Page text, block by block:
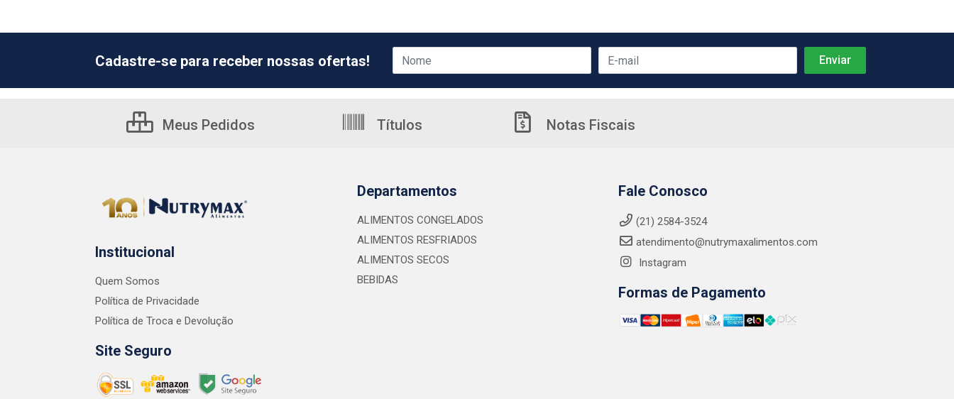
Cadastre-se para receber nossas ofertas!
Meus Pedidos Títulos Notas Fiscais
Institucional
Quem Somos
Política de Privacidade
Política de Troca e Devolução
Site Seguro
Departamentos
ALIMENTOS CONGELADOS
ALIMENTOS RESFRIADOS
ALIMENTOS SECOS
BEBIDAS
Fale Conosco
(21) 2584-3524
atendimento@nutrymaxalimentos.com
Instagram
Formas de Pagamento